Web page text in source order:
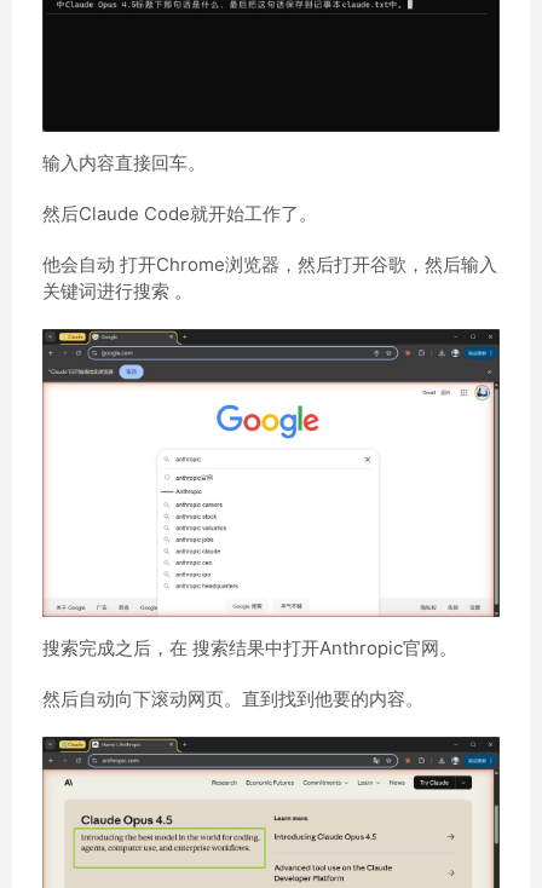
输入内容直接回车。
然后Claude Code就开始工作了。
他会自动 打开Chrome浏览器，然后打开谷歌，然后输入
关键词进行搜索 。
搜索完成之后，在 搜索结果中打开Anthropic官网。
然后自动向下滚动网页。直到找到他要的内容。